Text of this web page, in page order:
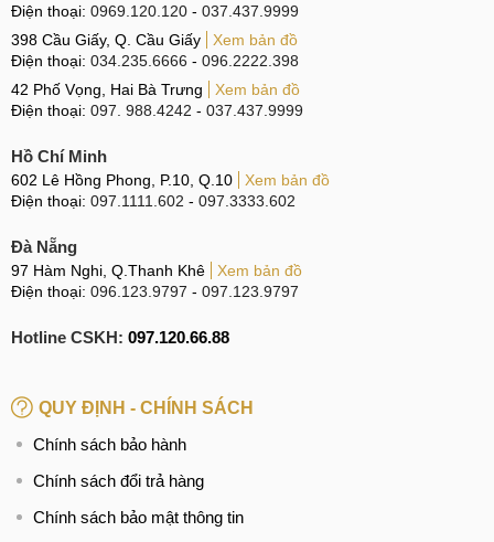
Điện thoại: 0969.120.120 - 037.437.9999
398 Cầu Giấy, Q. Cầu Giấy
Xem bản đồ
Điện thoại: 034.235.6666 - 096.2222.398
42 Phố Vọng, Hai Bà Trưng
Xem bản đồ
Điện thoại: 097. 988.4242 - 037.437.9999
Hồ Chí Minh
602 Lê Hồng Phong, P.10, Q.10
Xem bản đồ
Điện thoại: 097.1111.602 - 097.3333.602
Đà Nẵng
97 Hàm Nghi, Q.Thanh Khê
Xem bản đồ
Điện thoại: 096.123.9797 - 097.123.9797
Hotline CSKH: 097.120.66.88
QUY ĐỊNH - CHÍNH SÁCH
Chính sách bảo hành
Chính sách đổi trả hàng
Chính sách bảo mật thông tin